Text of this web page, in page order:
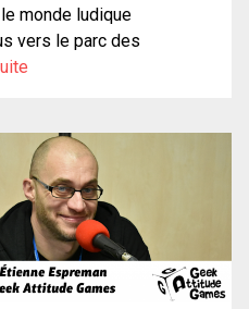
monde ludique
vers le parc des